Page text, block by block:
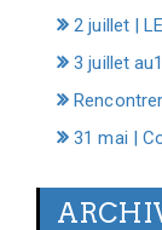
2 juillet |
3 juillet
31 mai |